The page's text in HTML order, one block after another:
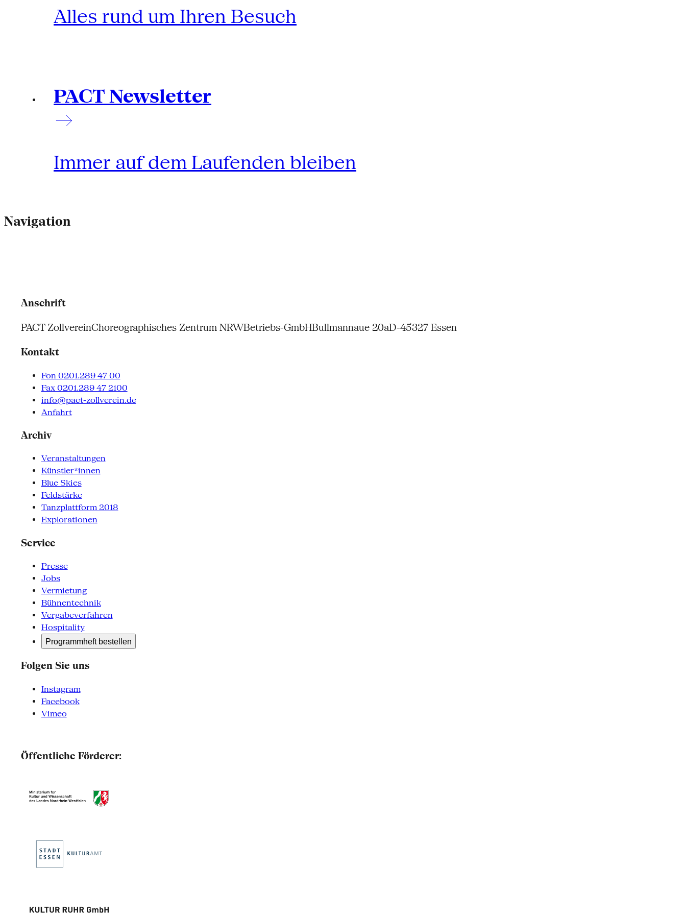
Alles rund um Ihren Besuch
PACT Newsletter
Immer auf dem Laufenden bleiben
Navigation
Anschrift
PACT ZollvereinChoreographisches Zentrum NRWBetriebs-GmbHBullmannaue 20aD-45327 Essen
Kontakt
Fon 0201.289 47 00
Fax 0201.289 47 2100
info@pact-zollverein.de
Anfahrt
Archiv
Veranstaltungen
Künstler*innen
Blue Skies
Feldstärke
Tanzplattform 2018
Explorationen
Service
Presse
Jobs
Vermietung
Bühnentechnik
Vergabeverfahren
Hospitality
Programmheft bestellen
Folgen Sie uns
Instagram
Facebook
Vimeo
Öffentliche Förderer: